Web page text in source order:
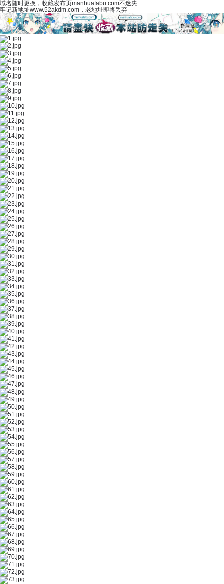
域名随时更换，收藏发布页manhuafabu.com不迷失
牢记新地址www.52akdm.com，老地址即将丢弃